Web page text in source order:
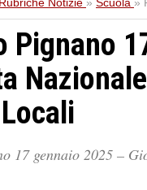
Pignano
17 gennaio 2025 –